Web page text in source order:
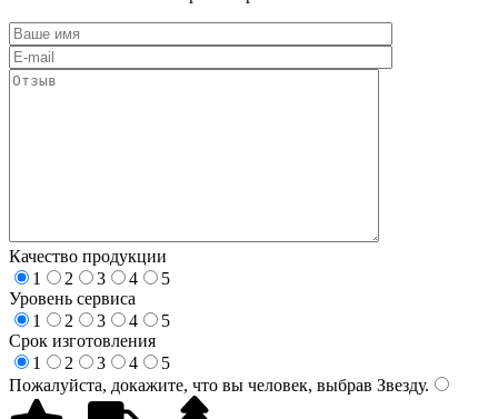
Качество продукции
1
2 3 4
5
Уровень сервиса
1
2 3 4
5
Срок изготовления
1
2 3 4
5
Пожалуйста, докажите, что вы человек, выбрав Звезду.